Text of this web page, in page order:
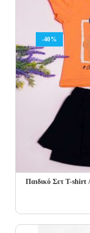
-40%
Παιδικό Σετ Τ-shirt